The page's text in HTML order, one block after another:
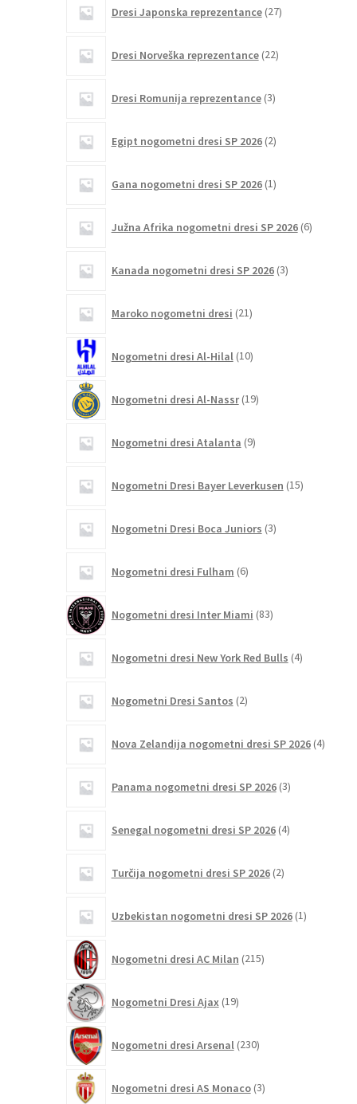
Dresi Japonska reprezentance 27izdelkov
Dresi Norveška reprezentance 22izdelkov
Dresi Romunija reprezentance 3izdelki
Egipt nogometni dresi SP 2026 2izdelka
Gana nogometni dresi SP 2026 1izdelek
Južna Afrika nogometni dresi SP 2026 6izdelkov
Kanada nogometni dresi SP 2026 3izdelki
Maroko nogometni dresi 21izdelkov
Nogometni dresi Al-Hilal 10izdelkov
Nogometni dresi Al-Nassr 19izdelkov
Nogometni dresi Atalanta 9izdelkov
Nogometni Dresi Bayer Leverkusen 15izdelkov
Nogometni Dresi Boca Juniors 3izdelki
Nogometni dresi Fulham 6izdelkov
Nogometni dresi Inter Miami 83izdelkov
Nogometni dresi New York Red Bulls 4izdelki
Nogometni Dresi Santos 2izdelka
Nova Zelandija nogometni dresi SP 2026 4izdelki
Panama nogometni dresi SP 2026 3izdelki
Senegal nogometni dresi SP 2026 4izdelki
Turčija nogometni dresi SP 2026 2izdelka
Uzbekistan nogometni dresi SP 2026 1izdelek
Nogometni dresi AC Milan 215izdelkov
Nogometni Dresi Ajax 19izdelkov
Nogometni dresi Arsenal 230izdelkov
Nogometni dresi AS Monaco 3izdelki